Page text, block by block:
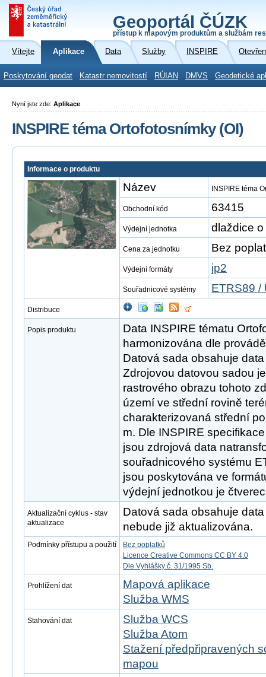
Geoportál ČÚZK
přístup k mapovým produktům a službám
Vítejte Aplikace Data Služby INSPIRE
Poskytování geodat Katastr nemovitostí RÚIAN DMVS Geodetické
Nyní jste zde: Aplikace
INSPIRE téma Ortofotosnímky (OI)
Informace o produktu
Název INSPIRE téma
Obchodní kód 63415
Výdejní jednotka dlaždice
Cena za jednotku Bez
Výdejní formáty jp2
Souřadnicové systémy ETRS89 /
Distribuce
Popis produktu
Data INSPIRE tématu
harmonizována dle
Datová sada obsahuje
Zdrojovou datovou sadou
rastrového obrazu tohoto
území ve střední rovině
charakterizovaná střední
m. Dle INSPIRE
jsou zdrojová data
souřadnicového systému
jsou poskytována ve
výdejní jednotkou je
Aktualizační cyklus - stav
aktualizace
Datová sada obsahuje
nebude již aktualizována.
Podmínky přístupu a použití
Bez poplatků
Licence Creative Commons CC BY 4.0
Dle Vyhlášky č. 31/1995 Sb.
Prohlížení dat
Mapová aplikace
Služba WMS
Stahování dat
Služba WCS
Služba Atom
Stažení předpřipravených
mapou